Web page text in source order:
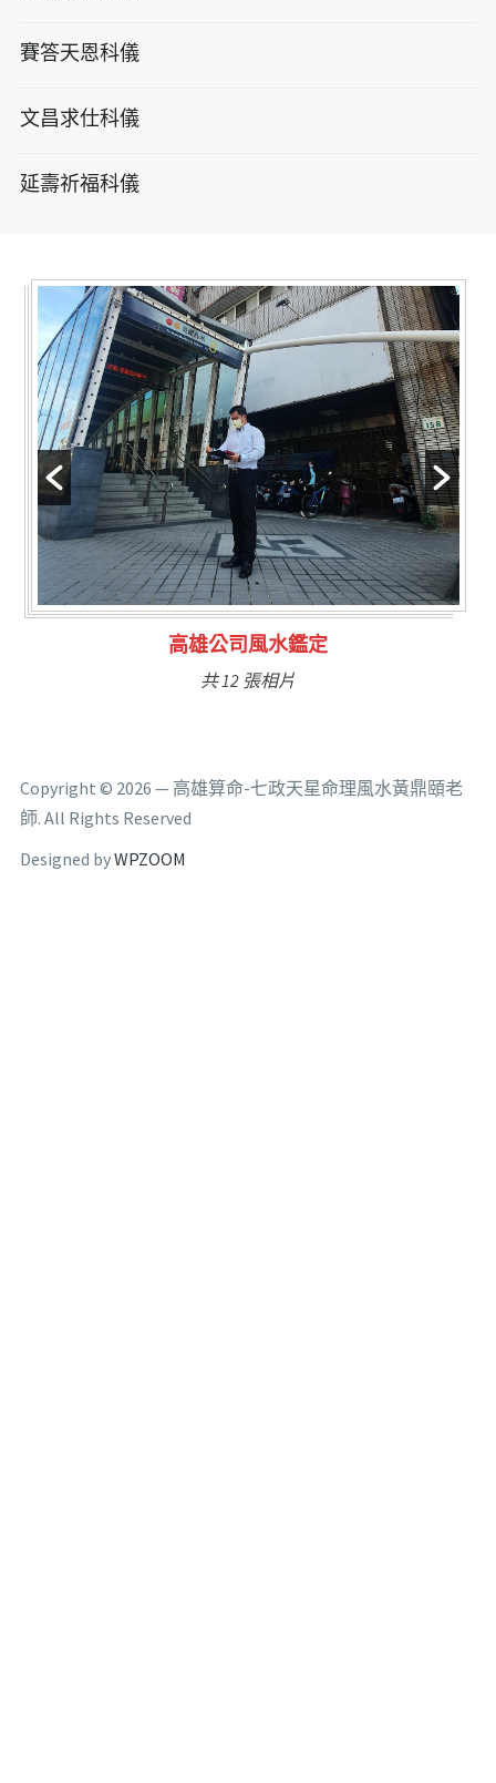
賽答天恩科儀
文昌求仕科儀
延壽祈福科儀
林氏福主量子生基造命
共 6 張相片
Copyright © 2026 — 高雄算命-七政天星命理風水黃鼎頤老
師. All Rights Reserved
Designed byWPZOOM